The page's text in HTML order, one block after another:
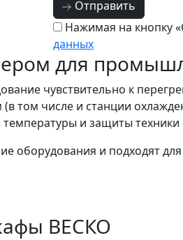
Отправить
Нажимая на кнопку
данных
для
чувствительно к
том числе и станции
и защиты техники
оборудования и подходят
ВЕСКО